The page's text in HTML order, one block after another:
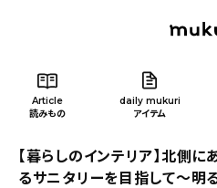
Article
読みもの
daily mukuri
アイテム
【暮らしのインテリア】北側
るサニタリーを目指して〜明